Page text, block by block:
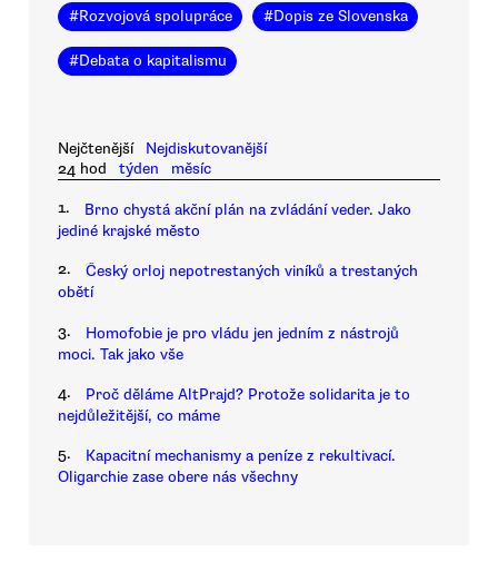
#Rozvojová spolupráce #Dopis ze Slovenska
#Debata o kapitalismu
Nejčtenější
Nejdiskutovanější
24 hod
týden měsíc
1.
Brno chystá akční plán na zvládání veder. Jako
jediné krajské město
2.
Český orloj nepotrestaných viníků a trestaných
obětí
3.
Homofobie je pro vládu jen jedním z nástrojů
moci. Tak jako vše
4.
Proč děláme AltPrajd? Protože solidarita je to
nejdůležitější, co máme
5.
Kapacitní mechanismy a peníze z rekultivací.
Oligarchie zase obere nás všechny